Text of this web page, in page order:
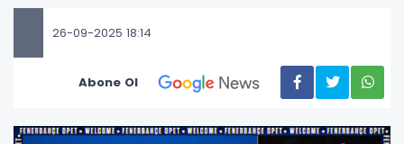
26-09-2025 18:14
Abone Ol